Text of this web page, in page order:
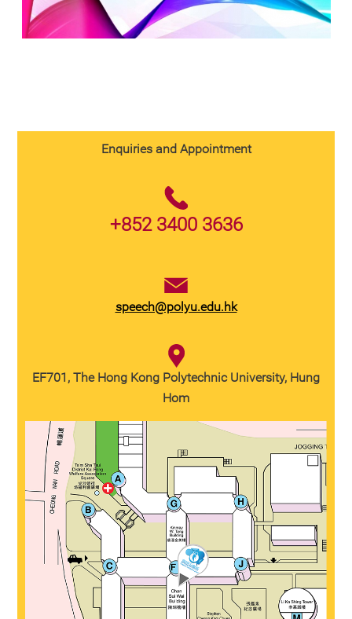
Enquiries and Appointment
+852 3400 3636
speech@polyu.edu.hk
EF701, The Hong Kong Polytechnic University, Hung
Hom